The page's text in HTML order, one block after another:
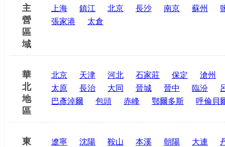
主
營
區
域
上海 鎮江 北京 長沙 南京 蘇州
張家港
太倉
華
北
地
區
北京 天津 河北 石家莊 保定
滄州
太原
長治 大同 晉城 晉中 臨汾
巴彥淖爾
包頭 赤峰 鄂爾多斯 呼倫貝
東
遼寧 沈陽 鞍山 本溪 朝陽 大連